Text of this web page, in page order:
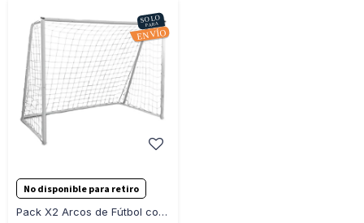
No disponible para retiro
Pack X2 Arcos de Fútbol con Red 200CM X 150CM - BLANCO